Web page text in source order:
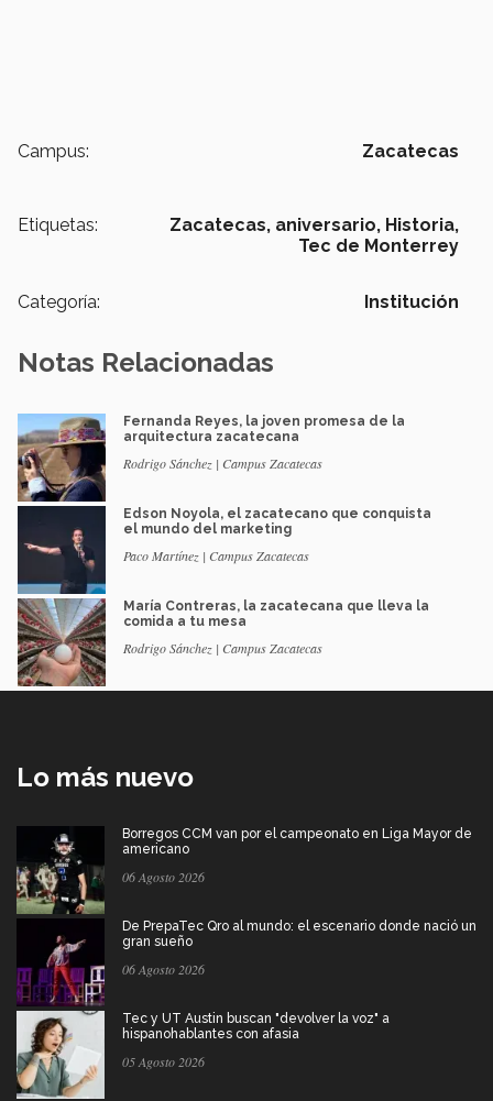
Campus: Zacatecas
Etiquetas: Zacatecas, aniversario, Historia,
Tec de Monterrey
Categoría: Institución
Notas Relacionadas
Fernanda Reyes, la joven promesa de la
arquitectura zacatecana
Rodrigo Sánchez | Campus Zacatecas
Edson Noyola, el zacatecano que conquista
el mundo del marketing
Paco Martínez | Campus Zacatecas
María Contreras, la zacatecana que lleva la
comida a tu mesa
Rodrigo Sánchez | Campus Zacatecas
Lo más nuevo
Borregos CCM van por el campeonato en Liga Mayor de
americano
06 Agosto 2026
De PrepaTec Qro al mundo: el escenario donde nació un
gran sueño
06 Agosto 2026
Tec y UT Austin buscan "devolver la voz" a
hispanohablantes con afasia
05 Agosto 2026